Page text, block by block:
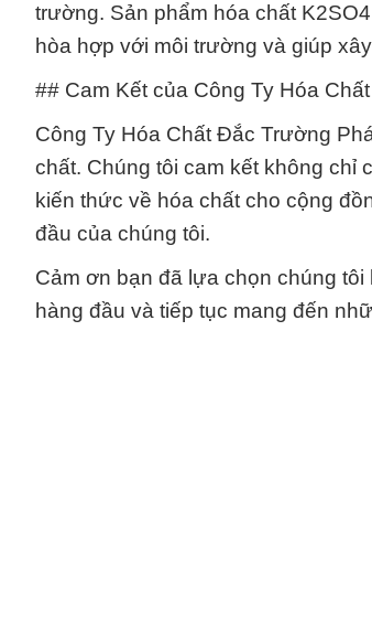
trường. Sản phẩm hóa chất
hòa hợp với môi trường và giúp
## Cam Kết của Công Ty Hóa
Công Ty Hóa Chất Đắc Trường
chất. Chúng tôi cam kết không chỉ
kiến thức về hóa chất cho cộng
đầu của chúng tôi.
Cảm ơn bạn đã lựa chọn chúng
hàng đầu và tiếp tục mang đến